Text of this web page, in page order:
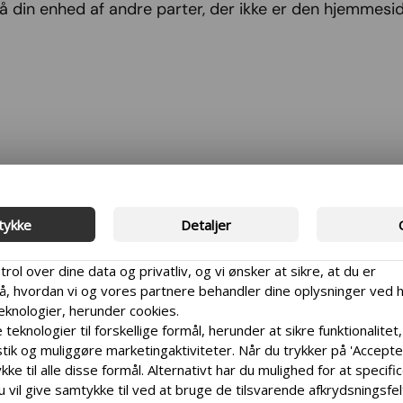
din enhed af andre parter, der ikke er den
i pop-ups på hjemmesider.
formål, når de placeres på din enhed:
hjemmesiden har brug for for at fungere.
huske brugerens præferencer og tidligere valg for
hvordan du bruger en hjemmeside, hvor du klikker,
vide, hvor de skal forbedre deres site.
altid tredjepartscookies og bruges af
til at begrænse gentagelse af annoncer.
Detaljer
over dine data og privatliv, og vi ønsker at sikre, at du er
hvordan vi og vores partnere behandler dine oplysninger ved
herunder cookies.
teknologier til forskellige formål, herunder at sikre funktionalitet,
og muliggøre marketingaktiviteter. Når du trykker på
til alle disse formål. Alternativt har du mulighed for at
vil give samtykke til ved at bruge de tilsvarende